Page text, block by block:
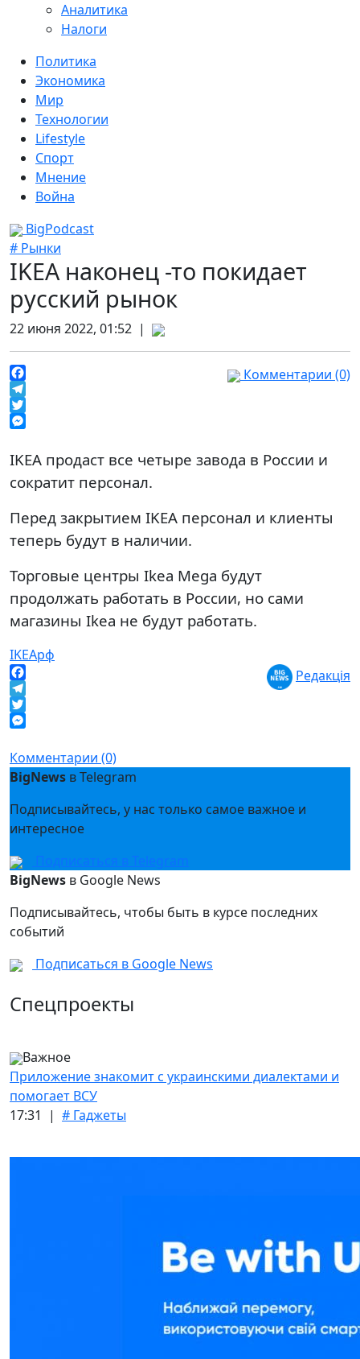
Аналитика
Налоги
Политика
Экономика
Мир
Технологии
Lifestyle
Спорт
Мнение
Война
BigPodcast
# Рынки
IKEA наконец -то покидает
русский рынок
22 июня 2022, 01:52 |
Facebook
Telegram
Twitter
Комментарии (0)
IKEA продаст все четыре завода в России и
сократит персонал.
Перед закрытием IKEA персонал и клиенты
теперь будут в наличии.
Торговые центры Ikea Mega будут
продолжать работать в России, но сами
магазины Ikea не будут работать.
IKEAрф
Facebook
Telegram
Twitter
Редакція
Комментарии (0)
BigNews в Telegram
Подписывайтесь, у нас только самое важное и
интересное
Подписаться в Telegram
BigNews в Google News
Подписывайтесь, чтобы быть в курсе последних
событий
Подписаться в Google News
Спецпроекты
Важное
Приложение знакомит с украинскими диалектами и
помогает ВСУ
17:31 | # Гаджеты